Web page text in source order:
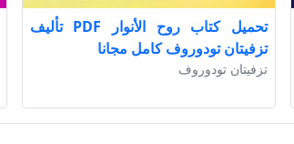
تحميل كتاب روح الأنوار PDF تأليف
تزفيتان تودوروف كامل مجانا
تزفيتان تودوروف